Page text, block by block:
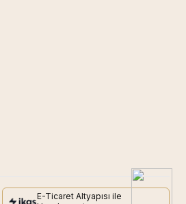
E-Ticaret Altyapısı ile